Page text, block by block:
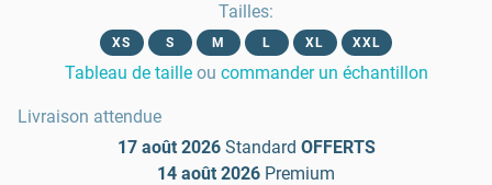
Tailles:
XS S M L XL XXL
Tableau de taille ou commander un échantillon
Livraison attendue
17 août 2026 Standard OFFERTS
14 août 2026 Premium